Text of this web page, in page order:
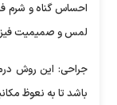
احساس گناه و شرم
لمس و صمیمیت
جراحی: این روش
باشد تا به نعوظ